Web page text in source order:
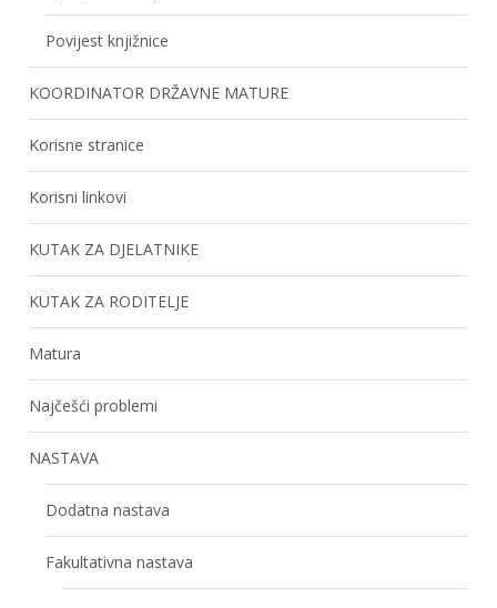
Povijest knjižnice
KOORDINATOR DRŽAVNE MATURE
Korisne stranice
Korisni linkovi
KUTAK ZA DJELATNIKE
KUTAK ZA RODITELJE
Matura
Najčešći problemi
NASTAVA
Dodatna nastava
Fakultativna nastava